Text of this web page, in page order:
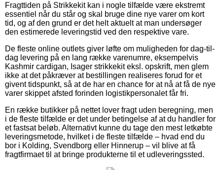
Fragttiden på Strikkekit kan i nogle tilfælde være ekstremt
essentiel når du står og skal bruge dine nye varer om kort
tid, og af den grund er det helt aktuelt at man undersøger
den estimerede leveringstid ved den respektive vare.
De fleste online outlets giver løfte om muligheden for dag-til-
dag levering på en lang række varenumre, eksempelvis
Kashmir cardigan, Isager strikkekit eksl. opskrift, men glem
ikke at det påkræver at bestillingen realiseres forud for et
givent tidspunkt, så at de har en chance for at nå at få de nye
varer skippet afsted forinden logistikpersonalet får fri.
En række butikker på nettet lover fragt uden beregning, men
i de fleste tilfælde er det under betingelse af at du handler for
et fastsat beløb. Alternativt kunne du tage den mest letkøbte
leveringsmetode, hvilket i de fleste tilfælde – hvad end du
bor i Kolding, Svendborg eller Hinnerup – vil blive at få
fragtfirmaet til at bringe produkterne til et udleveringssted.